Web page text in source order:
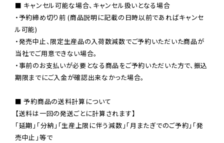
■ キャンセル可能な場合、キャンセル扱いとなる場合
・予約締め切り前 (商品説明に記載の日時以前であればキャンセ
ル可能)
・発売中止、限定生産品の入荷数減数でご予約いただいた商品が
当社でご用意できない場合。
・事前のお支払いが必要となる商品をご予約いただいた方で、振込
期限までにご入金が確認出来なかった場合。
■ 予約商品の送料計算について
【送料は一回の発送ごとに計算されます】
「延期」「分納」「生産上限に伴う減数」「月またぎでのご予約」「発
売中止」等で